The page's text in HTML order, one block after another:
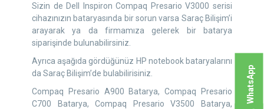
Sizin de Dell Inspiron Compaq Presario V3000 serisi
cihazınızın bataryasında bir sorun varsa Saraç Bilişim’i
arayarak ya da firmamıza gelerek bir batarya
siparişinde bulunabilirsiniz.
Ayrıca aşağıda gördüğünüz HP notebook bataryalarını
da Saraç Bilişim’de bulabilirisiniz.
Compaq Presario A900 Batarya, Compaq Presario
C700 Batarya, Compaq Presario V3500 Batarya,
WhatsApp